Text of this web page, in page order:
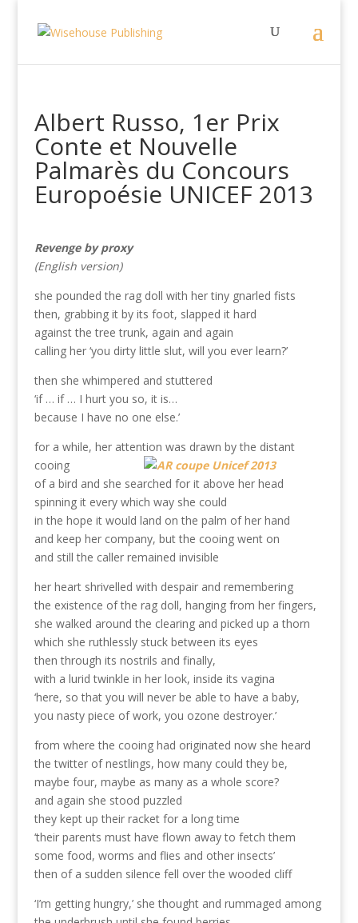
Albert Russo, 1er Prix
Conte et Nouvelle
Palmarès du Concours
Europoésie UNICEF 2013
Revenge by proxy
(English version)
she pounded the rag doll with her tiny gnarled fists
then, grabbing it by its foot, slapped it hard
against the tree trunk, again and again
calling her ‘you dirty little slut, will you ever learn?’
then she whimpered and stuttered
‘if … if … I hurt you so, it is…
because I have no one else.’
for a while, her attention was drawn by the distant
cooing
of a bird and she searched for it above her head
spinning it every which way she could
in the hope it would land on the palm of her hand
and keep her company, but the cooing went on
and still the caller remained invisible
her heart shrivelled with despair and remembering
the existence of the rag doll, hanging from her fingers,
she walked around the clearing and picked up a thorn
which she ruthlessly stuck between its eyes
then through its nostrils and finally,
with a lurid twinkle in her look, inside its vagina
‘here, so that you will never be able to have a baby,
you nasty piece of work, you ozone destroyer.’
from where the cooing had originated now she heard
the twitter of nestlings, how many could they be,
maybe four, maybe as many as a whole score?
and again she stood puzzled
they kept up their racket for a long time
‘their parents must have flown away to fetch them
some food, worms and flies and other insects’
then of a sudden silence fell over the wooded cliff
‘I’m getting hungry,’ she thought and rummaged among